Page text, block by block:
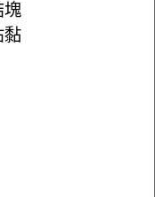
塊
黏